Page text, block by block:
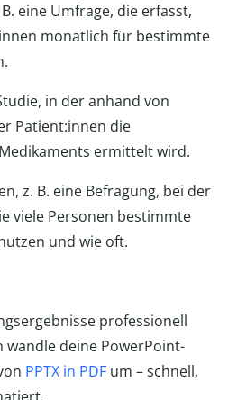
eine Umfrage, die erfasst,
monatlich für bestimmte
in der anhand von
Patient:innen die
ermittelt wird.
z. B. eine Befragung, bei der
viele Personen bestimmte
und wie oft.
professionell
deine PowerPoint-
PPTX in PDF um – schnell,